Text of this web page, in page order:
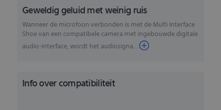
Geweldig geluid met weinig ruis
Wanneer de microfoon verbonden is met de Multi Interface
Shoe van een compatibele camera met ingebouwde digitale
audio-interface, wordt het audiosigna...
Info over compatibiliteit